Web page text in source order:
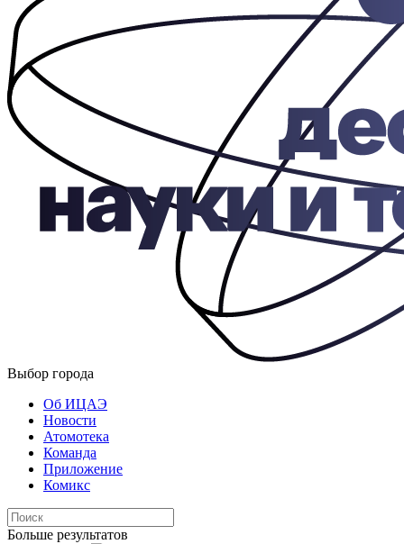
Выбор города
Об ИЦАЭ
Новости
Атомотека
Команда
Приложение
Комикс
Больше результатов